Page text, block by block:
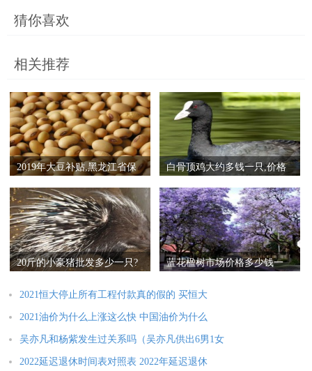
猜你喜欢
相关推荐
2019年大豆补贴,黑龙江省保
白骨顶鸡大约多钱一只,价格
20斤的小豪猪批发多少一只?
蓝花楹树市场价格多少钱一
2021恒大停止所有工程付款真的假的 买恒大
2021油价为什么上涨这么快 中国油价为什么
吴亦凡和杨紫发生过关系吗（吴亦凡供出6男1女
2022延迟退休时间表对照表 2022年延迟退休